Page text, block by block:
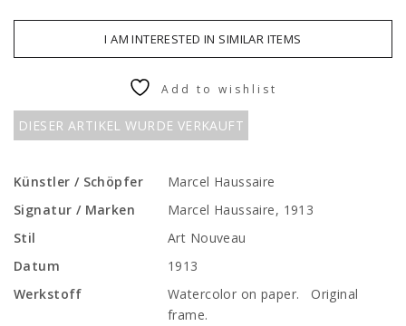
I AM INTERESTED IN SIMILAR ITEMS
DIESER ARTIKEL WURDE VERKAUFT
Add to wishlist
Künstler / Schöpfer
Marcel Haussaire
Signatur / Marken
Marcel Haussaire, 1913
Stil
Art Nouveau
Datum
1913
Werkstoff
Watercolor on paper. Original
frame.